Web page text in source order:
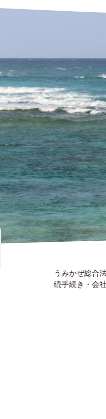
うみかぜ総合
続手続き・会